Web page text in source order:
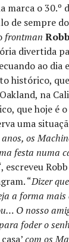
marca o 30.º
de sempre
frontman
divertida
ao dia
histórico,
na
que hoje é
uma
os
festa numa
escreveu
“Dizer
a forma mais
O nosso
foder o
com os